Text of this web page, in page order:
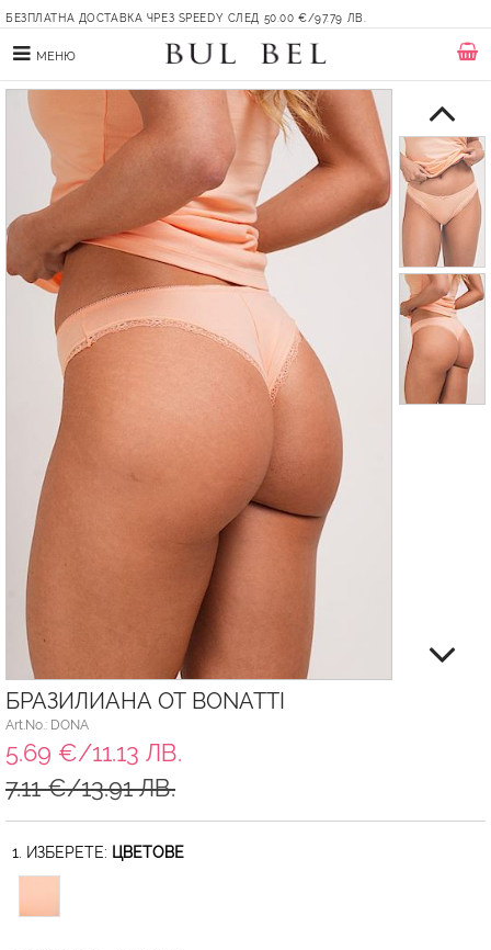
БЕЗПЛАТНА ДОСТАВКА ЧРЕЗ SPEEDY СЛЕД 50.00 €/97.79 ЛВ.
МЕНЮ
БРАЗИЛИАНА ОТ BONATTI
Art.No.: DONA
5.69 €/11.13 ЛВ.
7.11 €/13.91 ЛВ.
1. ИЗБЕРЕТЕ: ЦВЕТОВЕ